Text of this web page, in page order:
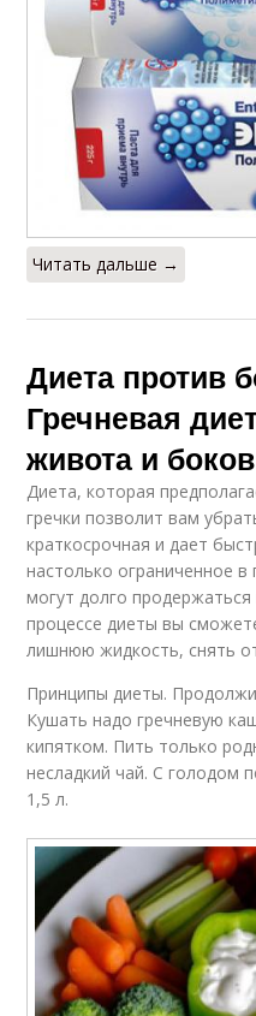
Читать дальше →
Диета против
Гречневая
живота и боков
Диета, которая
гречки позволит вам
краткосрочная и дает
настолько ограниченное в
могут долго
процессе диеты вы
лишнюю жидкость, снять
Принципы диеты.
Кушать надо гречневую
кипятком. Пить только
несладкий чай. С голодом
1,5 л.